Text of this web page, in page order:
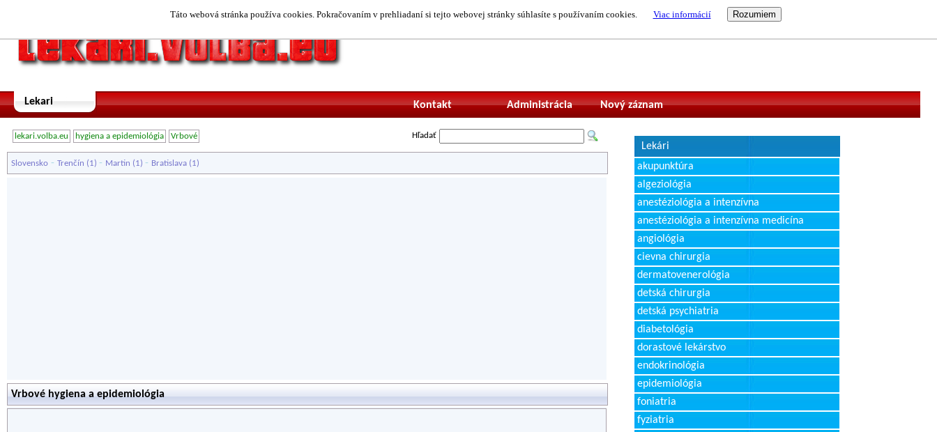
Táto webová stránka používa cookies. Pokračovaním v prehliadaní si tejto webovej stránky súhlasíte s používaním cookies. Viac informácií
Lekari Nový záznam
Administrácia
Kontakt
lekari.volba.eu hygiena a epidemiológia Vrbové Hľadať
Slovensko - Trenčín (1) - Martin (1) - Bratislava (1)
Vrbové hygiena a epidemiológia
Lekári
akupunktúra
algeziológia
anestéziológia a intenzívna
anestéziológia a intenzívna medicína
angiológia
cievna chirurgia
dermatovenerológia
detská chirurgia
detská psychiatria
diabetológia
dorastové lekárstvo
endokrinológia
epidemiológia
foniatria
fyziatria